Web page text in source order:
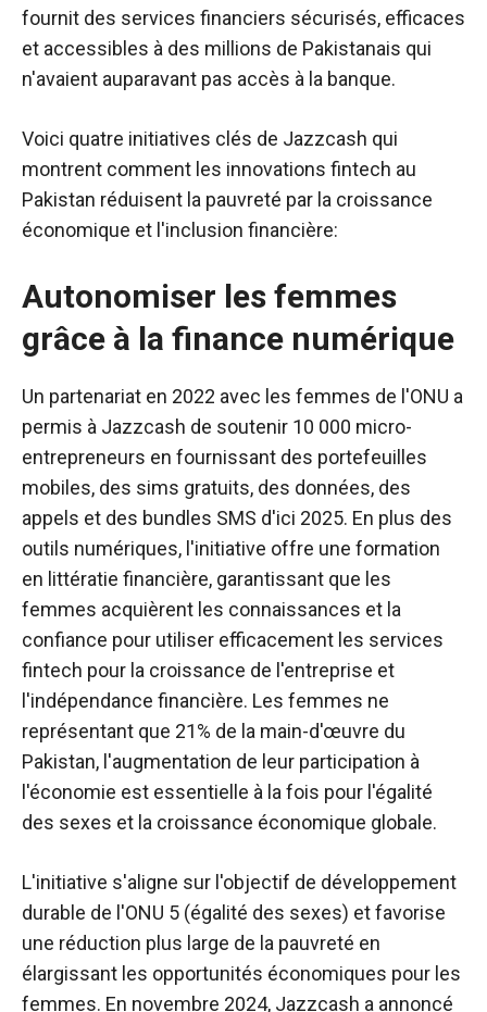
fournit des services financiers sécurisés, efficaces
et accessibles à des millions de Pakistanais qui
n'avaient auparavant pas accès à la banque.
Voici quatre initiatives clés de Jazzcash qui
montrent comment les innovations fintech au
Pakistan réduisent la pauvreté par la croissance
économique et l'inclusion financière:
Autonomiser les femmes
grâce à la finance numérique
Un partenariat en 2022 avec les femmes de l'ONU a
permis à Jazzcash de soutenir 10 000 micro-
entrepreneurs en fournissant des portefeuilles
mobiles, des sims gratuits, des données, des
appels et des bundles SMS d'ici 2025. En plus des
outils numériques, l'initiative offre une formation
en littératie financière, garantissant que les
femmes acquièrent les connaissances et la
confiance pour utiliser efficacement les services
fintech pour la croissance de l'entreprise et
l'indépendance financière. Les femmes ne
représentant que 21% de la main-d'œuvre du
Pakistan, l'augmentation de leur participation à
l'économie est essentielle à la fois pour l'égalité
des sexes et la croissance économique globale.
L'initiative s'aligne sur l'objectif de développement
durable de l'ONU 5 (égalité des sexes) et favorise
une réduction plus large de la pauvreté en
élargissant les opportunités économiques pour les
femmes. En novembre 2024, Jazzcash a annoncé